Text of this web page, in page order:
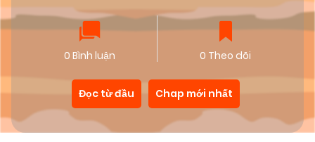
0 Bình luận 0 Theo dõi
Đọc từ đầu Chap mới nhất